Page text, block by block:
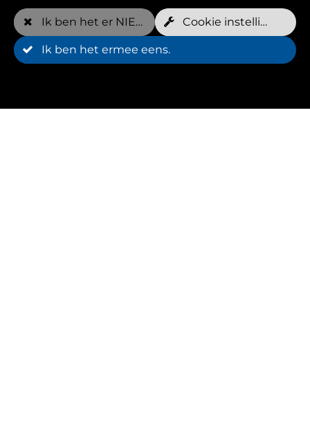
We zijn er trots op dat we honden kunnen
helpen een actief en gelukkig leven te leiden
met onze onderwater loopbanden.
Ik ben het er NIET mee eens Cookie instellingen
Ik ben het ermee eens.